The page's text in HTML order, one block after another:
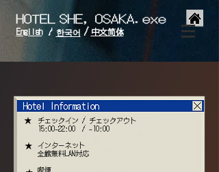
English / 한국어 中文简体
/
★
★
チェックイン / チェックアウト
15:00-22:00 / -10:00
インターネット
全館無料LAN対応
喫煙